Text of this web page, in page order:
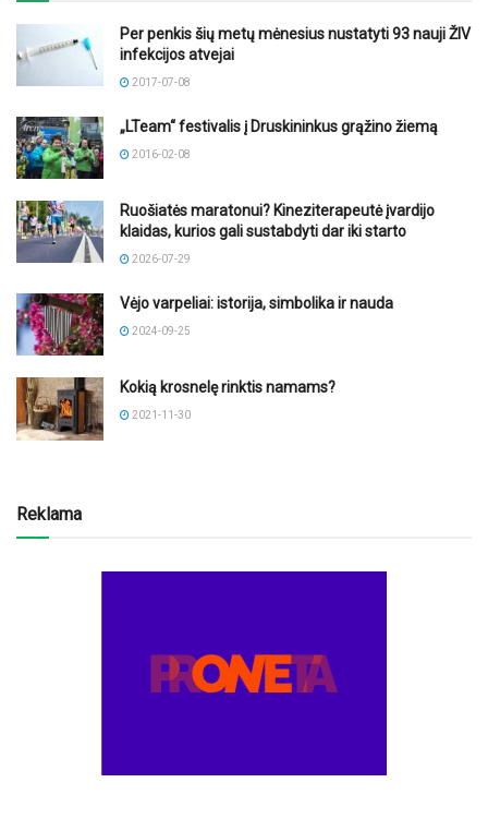
Per penkis šių metų mėnesius nustatyti 93 nauji ŽIV
infekcijos atvejai
2017-07-08
„LTeam“ festivalis į Druskininkus grąžino žiemą
2016-02-08
Ruošiatės maratonui? Kineziterapeutė įvardijo
klaidas, kurios gali sustabdyti dar iki starto
2026-07-29
Vėjo varpeliai: istorija, simbolika ir nauda
2024-09-25
Kokią krosnelę rinktis namams?
2021-11-30
Reklama